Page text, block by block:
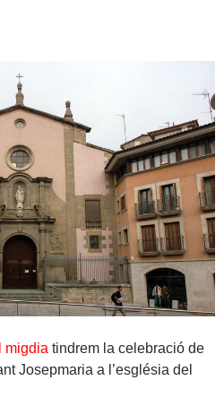
migdia tindrem la celebració de
Josepmaria a l’església del